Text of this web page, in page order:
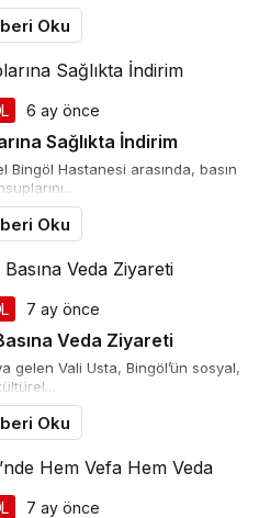
Oku
6 ay önce
Sağlıkta İndirim
Bingöl Hastanesi arasında, basın
Oku
7 ay önce
Veda Ziyareti
gelen Vali Usta, Bingöl’ün sosyal,
Oku
7 ay önce